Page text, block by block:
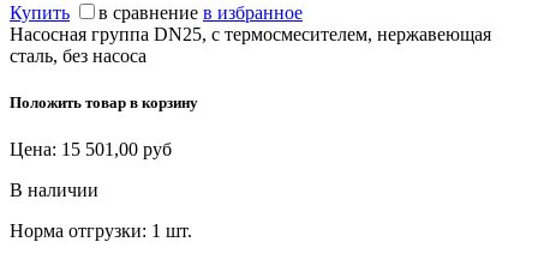
Купить в сравнение в избранное
Насосная группа DN25, с термосмесителем, нержавеющая
сталь, без насоса
Положить товар в корзину
Цена: 15 501,00 руб
В наличии
Норма отгрузки: 1 шт.